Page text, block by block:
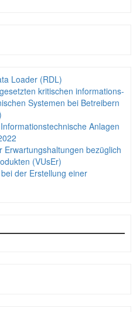
Loader (RDL)
kritischen informations-
Systemen bei Betreibern
Anlagen
Erwartungshaltungen bezüglich
(VUsEr)
der Erstellung einer